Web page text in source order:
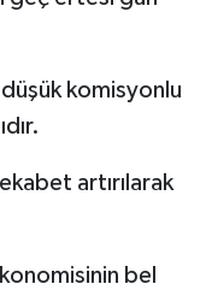
komisyonlu
artırılarak
bel